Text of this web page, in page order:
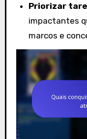
Priorizar
impactantes
marcos e